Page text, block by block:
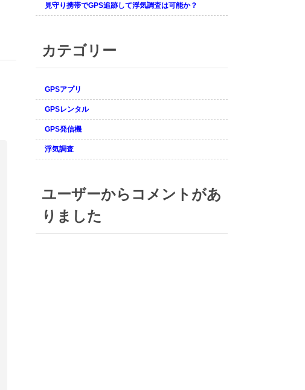
見守り携帯でGPS追跡して浮気調査は可能か？
カテゴリー
GPSアプリ
GPSレンタル
GPS発信機
浮気調査
ユーザーからコメントがあ
りました